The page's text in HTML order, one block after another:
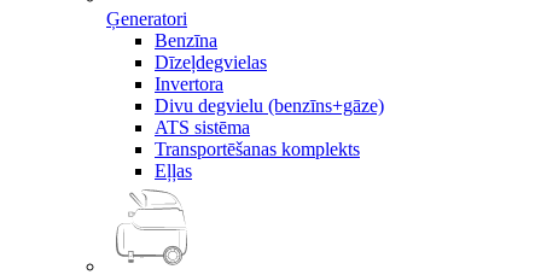
Ģeneratori
Benzīna
Dīzeļdegvielas
Invertora
Divu degvielu (benzīns+gāze)
ATS sistēma
Transportēšanas komplekts
Eļļas